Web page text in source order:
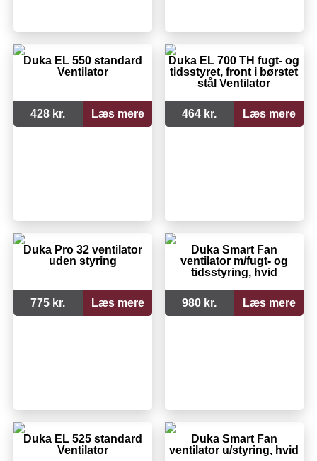
Duka EL 550 standard
Ventilator
428 kr. Læs mere
Duka EL 700 TH fugt- og
tidsstyret, front i børstet
stål Ventilator
464 kr. Læs mere
Duka Pro 32 ventilator
uden styring
775 kr. Læs mere
Duka Smart Fan
ventilator m/fugt- og
tidsstyring, hvid
980 kr. Læs mere
Duka EL 525 standard
Ventilator
Duka Smart Fan
ventilator u/styring, hvid